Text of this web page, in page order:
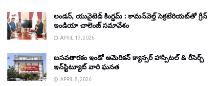
లండన్, యునైటెడ్ కింగ్డమ్ : కామన్‌వెల్త్ సెక్రటేరియట్‌తో గ్రీన్
ఇండియా చాలెంజ్ సమావేశం
APRIL 19, 2026
బసవతారకం ఇండో అమెరికన్ క్యాన్సర్ హాస్పిటల్ & రీసెర్చ్
ఇన్‌స్టిట్యూట్ వారి ఘనత
APRIL 8, 2026